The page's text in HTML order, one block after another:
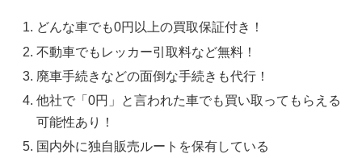
どんな車でも0円以上の買取保証付き！
不動車でもレッカー引取料など無料！
廃車手続きなどの面倒な手続きも代行！
他社で「0円」と言われた車でも買い取ってもらえる
可能性あり！
国内外に独自販売ルートを保有している